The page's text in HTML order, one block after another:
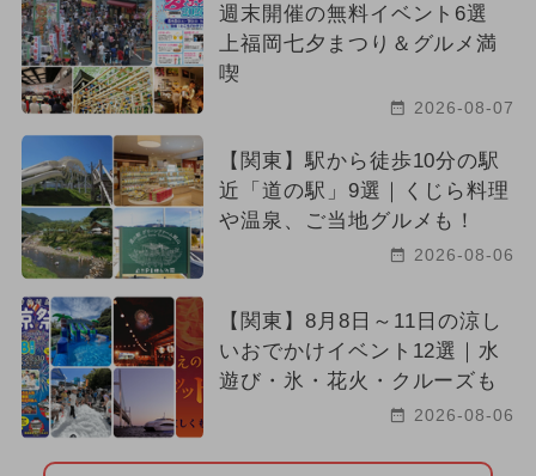
週末開催の無料イベント6選
上福岡七夕まつり＆グルメ満
喫
2026-08-07
【関東】駅から徒歩10分の駅
近「道の駅」9選｜くじら料理
や温泉、ご当地グルメも！
2026-08-06
【関東】8月8日～11日の涼し
いおでかけイベント12選｜水
遊び・氷・花火・クルーズも
2026-08-06